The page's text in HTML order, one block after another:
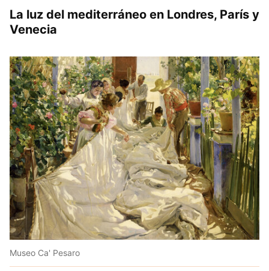
La luz del mediterráneo en Londres, París y
Venecia
Museo Ca' Pesaro